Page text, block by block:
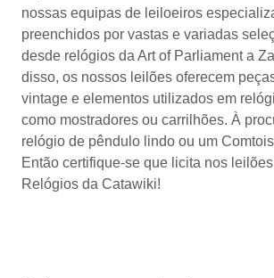
nossas equipas de leiloeiros
preenchidos por vastas e variadas
desde relógios da Art of Parliament a
disso, os nossos leilões oferecem
vintage e elementos utilizados em
como mostradores ou carrilhões. À
relógio de pêndulo lindo ou um
Então certifique-se que licita nos
Relógios da Catawiki!